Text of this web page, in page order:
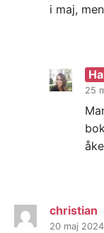
i maj,
25
christian
20 maj